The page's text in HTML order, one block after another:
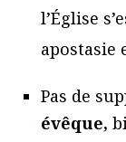
l’Église
apostasie
Pas de
évêque,